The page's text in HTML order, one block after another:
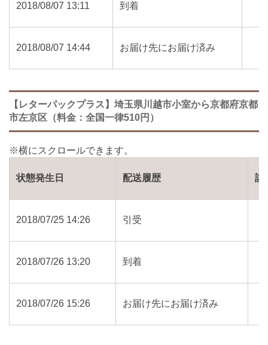
2018/08/07 13:11 到着
2018/08/07 14:44 お届け先にお届け済み
【レターパックプラス】埼玉県川越市小室から京都府京都
市左京区（料金：全国一律510円）
状態発生日 配送履歴 詳
2018/07/25 14:26 引受
2018/07/26 13:20 到着
2018/07/26 15:26 お届け先にお届け済み